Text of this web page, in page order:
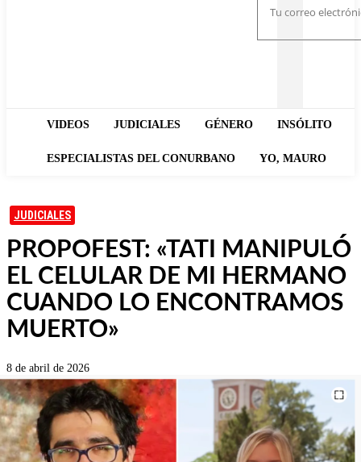
VIDEOS JUDICIALES GÉNERO INSÓLITO
ESPECIALISTAS DEL CONURBANO YO, MAURO
JUDICIALES
PROPOFEST: «TATI MANIPULÓ
EL CELULAR DE MI HERMANO
CUANDO LO ENCONTRAMOS
MUERTO»
8 de abril de 2026